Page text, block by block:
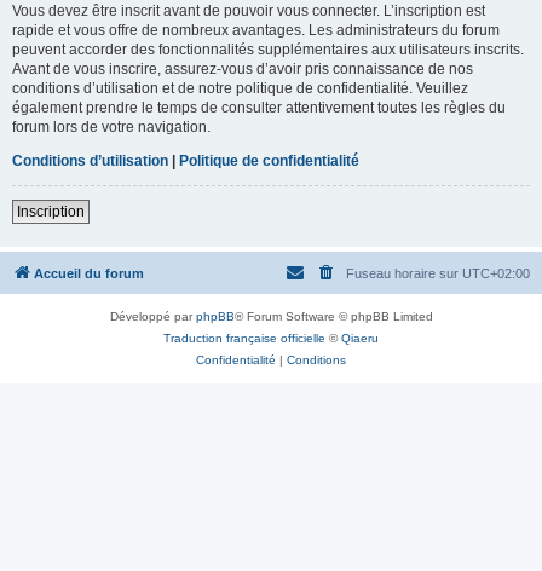
Vous devez être inscrit avant de pouvoir vous connecter. L’inscription est
rapide et vous offre de nombreux avantages. Les administrateurs du forum
peuvent accorder des fonctionnalités supplémentaires aux utilisateurs inscrits.
Avant de vous inscrire, assurez-vous d’avoir pris connaissance de nos
conditions d’utilisation et de notre politique de confidentialité. Veuillez
également prendre le temps de consulter attentivement toutes les règles du
forum lors de votre navigation.
Conditions d’utilisation | Politique de confidentialité
Inscription
Accueil du forum Fuseau horaire sur UTC+02:00
Développé parphpBB® Forum Software © phpBB Limited
Traduction française officielle ©Qiaeru
Confidentialité | Conditions